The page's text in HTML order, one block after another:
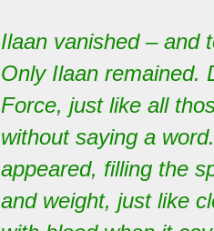
Ilaan vanished – and
Only Ilaan remained.
Force, just like all
without saying a
appeared, filling the
and weight, just like